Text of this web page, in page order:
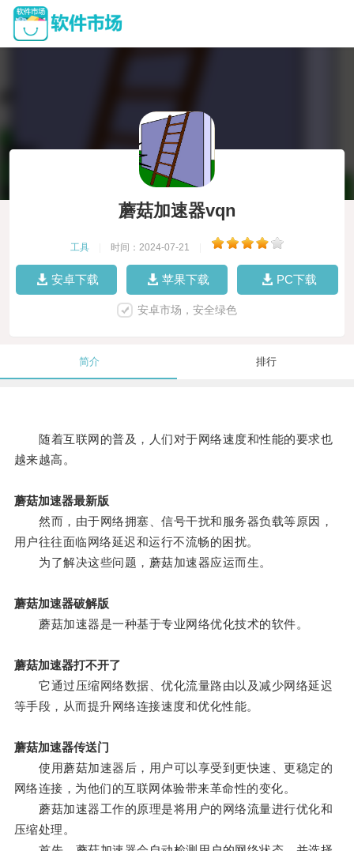
蘑菇加速器vqn
工具 时间：2024-07-21
安卓下载 苹果下载 PC下载
安卓市场，安全绿色
简介 排行
随着互联网的普及，人们对于网络速度和性能的要求也
越来越高。
蘑菇加速器最新版
然而，由于网络拥塞、信号干扰和服务器负载等原因，
用户往往面临网络延迟和运行不流畅的困扰。
为了解决这些问题，蘑菇加速器应运而生。
蘑菇加速器破解版
蘑菇加速器是一种基于专业网络优化技术的软件。
蘑菇加速器打不开了
它通过压缩网络数据、优化流量路由以及减少网络延迟
等手段，从而提升网络连接速度和优化性能。
蘑菇加速器传送门
使用蘑菇加速器后，用户可以享受到更快速、更稳定的
网络连接，为他们的互联网体验带来革命性的变化。
蘑菇加速器工作的原理是将用户的网络流量进行优化和
压缩处理。